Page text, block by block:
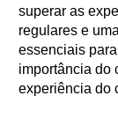
superar as
regulares e
essenciais
importância do
experiência do